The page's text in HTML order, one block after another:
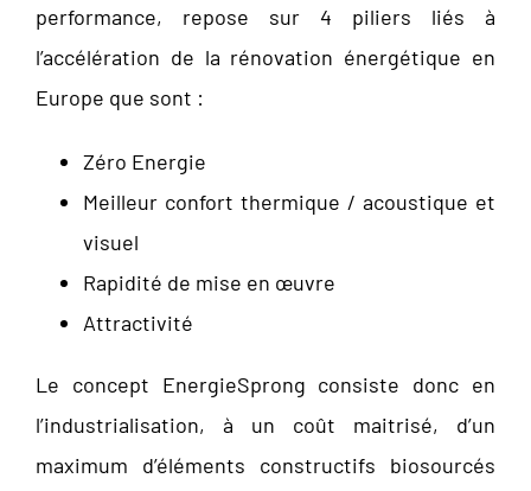
performance, repose sur 4 piliers liés à
l’accélération de la rénovation énergétique en
Europe que sont :
Zéro Energie
Meilleur confort thermique / acoustique et
visuel
Rapidité de mise en œuvre
Attractivité
Le concept EnergieSprong consiste donc en
l’industrialisation, à un coût maitrisé, d’un
maximum d’éléments constructifs biosourcés